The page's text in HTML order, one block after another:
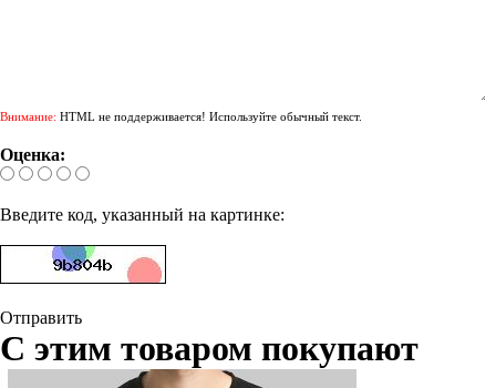
Внимание: HTML не поддерживается! Используйте обычный текст.
Оценка:
Введите код, указанный на картинке:
Отправить
С этим товаром покупают